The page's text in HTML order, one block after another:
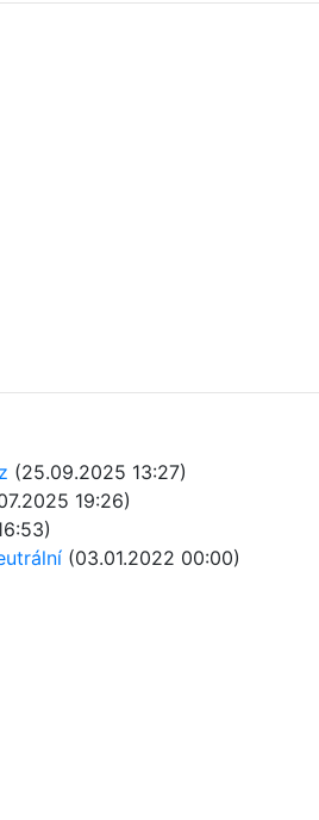
(25.09.2025 13:27)
19:26)
(03.01.2022 00:00)